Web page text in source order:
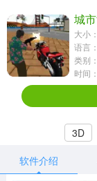
3697款应用
休闲益智
13387款应用
1072款应用
音乐舞蹈
城
大小
语言
类别：
时间
3D
软件介绍